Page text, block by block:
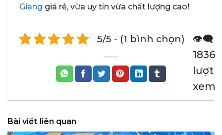
Giang giá rẻ, vừa uy tín vừa chất lượng cao!
5/5 - (1 bình chọn)
👁️‍🗨️
1836
lượt
xem
Bài viết liên quan